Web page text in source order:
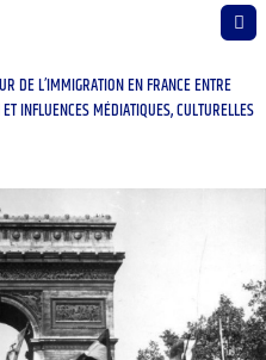
DE L’IMMIGRATION EN FRANCE ENTRE
INFLUENCES MÉDIATIQUES, CULTURELLES